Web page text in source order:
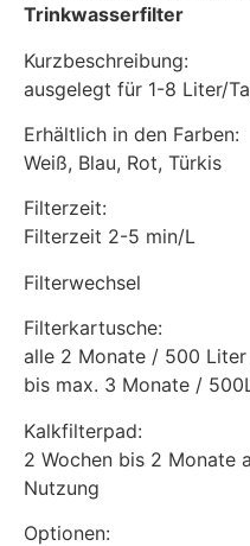
Trinkwasserfilter
Kurzbeschreibung:
ausgelegt für 1-8 Liter/
Erhältlich in den Farben:
Weiß, Blau, Rot, Türkis
Filterzeit:
Filterzeit 2-5 min/L
Filterwechsel
Filterkartusche:
alle 2 Monate / 500
bis max. 3 Monate /
Kalkfilterpad:
2 Wochen bis 2 Monate
Nutzung
Optionen: